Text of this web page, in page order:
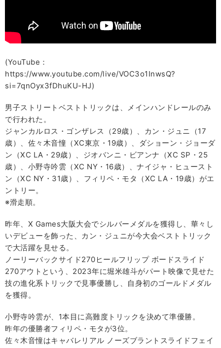
(YouTube：
https://www.youtube.com/live/VOC3o1InwsQ?
si=7qnOyx3fDhuKU-HJ)
男子ストリートベストトリックは、メインハンドレールのみ
で行われた。
ジャンカルロス・ゴンザレス（29歳）、カン・ジュニ（17
歳）、佐々木音憧（XC東京・19歳）、ダショーン・ジョーダ
ン（XC LA・29歳）、ジオバンニ・ビアンナ（XC SP・25
歳）、小野寺吟雲（XC NY・16歳）、ナイジャ・ヒュースト
ン（XC NY・31歳）、フィリペ・モタ（XC LA・19歳）がエ
ントリー。
※滑走順。
昨年、X Games大阪大会でシルバーメダルを獲得し、華々し
いデビューを飾った、カン・ジュニが今大会ベストトリック
で大活躍を見せる。
ノーリーバックサイド270ヒールフリップ ボードスライド
270アウトという、2023年に堀米雄斗がパート映像で見せた
技の進化系トリックで見事優勝し、自身初のゴールドメダル
を獲得。
小野寺吟雲が、1本目に高難度トリックを決めて準優勝。
昨年の優勝者フィリペ・モタが3位。
佐々木音憧はキャバレリアル ノーズブラントスライドフェイ